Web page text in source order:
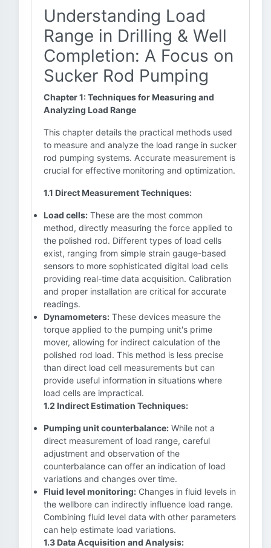
Understanding Load
Range in Drilling & Well
Completion: A Focus on
Sucker Rod Pumping
Chapter 1: Techniques for Measuring and
Analyzing Load Range
This chapter details the practical methods used
to measure and analyze the load range in sucker
rod pumping systems. Accurate measurement is
crucial for effective monitoring and optimization.
1.1 Direct Measurement Techniques:
Load cells: These are the most common
method, directly measuring the force applied to
the polished rod. Different types of load cells
exist, ranging from simple strain gauge-based
sensors to more sophisticated digital load cells
providing real-time data acquisition. Calibration
and proper installation are critical for accurate
readings.
Dynamometers: These devices measure the
torque applied to the pumping unit's prime
mover, allowing for indirect calculation of the
polished rod load. This method is less precise
than direct load cell measurements but can
provide useful information in situations where
load cells are impractical.
1.2 Indirect Estimation Techniques:
Pumping unit counterbalance: While not a
direct measurement of load range, careful
adjustment and observation of the
counterbalance can offer an indication of load
variations and changes over time.
Fluid level monitoring: Changes in fluid levels in
the wellbore can indirectly influence load range.
Combining fluid level data with other parameters
can help estimate load variations.
1.3 Data Acquisition and Analysis: